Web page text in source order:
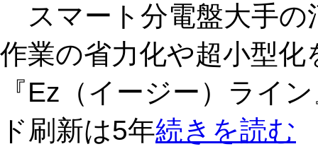
スマート分電盤大手の
作業の省力化や超小型
『Ez（イージー）ライ
ド刷新は5年続きを読む